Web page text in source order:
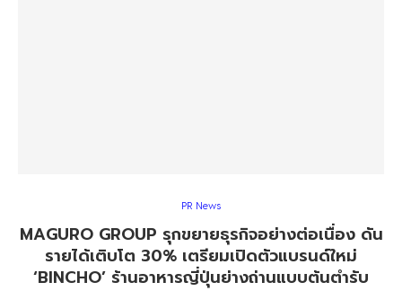
PR News
MAGURO GROUP รุกขยายธุรกิจอย่างต่อเนื่อง ดัน
รายได้เติบโต 30% เตรียมเปิดตัวแบรนด์ใหม่
‘BINCHO’ ร้านอาหารญี่ปุ่นย่างถ่านแบบต้นตำรับ